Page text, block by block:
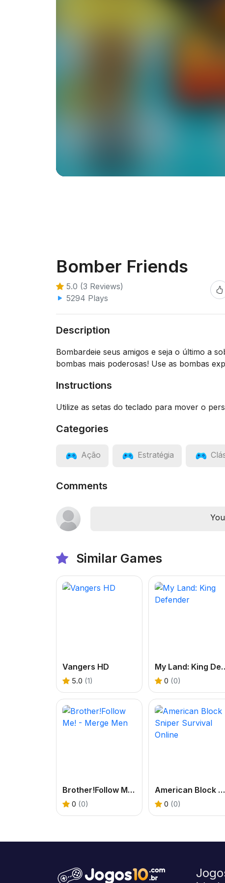
Bomber Friends
5.0 (3 Reviews)
5294 Plays
Description
Bombardeie seus amigos e seja o último a
bombas mais poderosas! Use as bombas
Instructions
Utilize as setas do teclado para mover o
Categories
Ação Estratégia
Comments
Similar Games
Vangers HD
5.0 (1)
My
0 (0)
Brother!Follow Me! - Merge Men
0 (0)
American Block Sniper Survival Online
0 (0)